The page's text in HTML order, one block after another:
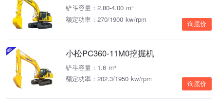
铲斗容量：2.80-4.00 m³
额定功率：270/1900 kw/rpm
询底价
小松PC360-11M0挖掘机
铲斗容量：1.6 m³
额定功率：202.3/1950 kw/rpm
询底价